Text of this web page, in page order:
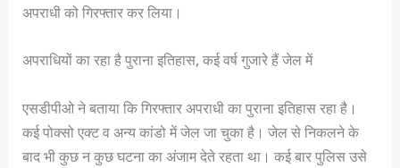
अपराधी को गिरफ्तार कर लिया।
अपराधियों का रहा है पुराना इतिहास, कई वर्ष गुजारे हैं जेल में
एसडीपीओ ने बताया कि गिरफ्तार अपराधी का पुराना इतिहास रहा है।
कई पोक्सो एक्ट व अन्य कांडो में जेल जा चुका है। जेल से निकलने के
बाद भी कुछ न कुछ घटना का अंजाम देते रहता था। कई बार पुलिस उसे